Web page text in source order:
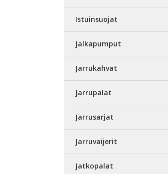
Istuinsuojat
Jalkapumput
Jarrukahvat
Jarrupalat
Jarrusarjat
Jarruvaijerit
Jatkopalat